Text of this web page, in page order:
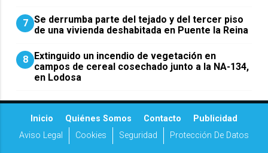
7 Se derrumba parte del tejado y del tercer piso
de una vivienda deshabitada en Puente la Reina
8 Extinguido un incendio de vegetación en
campos de cereal cosechado junto a la NA-134,
en Lodosa
Inicio Quiénes Somos Contacto
Publicidad
Aviso Legal
Cookies Seguridad Protección De Datos